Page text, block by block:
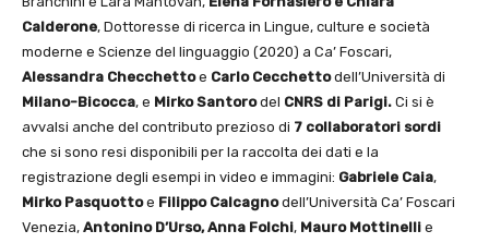
Calderone, Dottoresse di ricerca in Lingue, culture e società
moderne e Scienze del linguaggio (2020) a Ca’ Foscari,
Alessandra Checchettoe Carlo Cecchettodell’Università di
Milano-Bicocca, e Mirko Santorodel CNRS di Parigi. Ci si è
avvalsi anche del contributo prezioso di 7 collaboratori sordi
che si sono resi disponibili per la raccolta dei dati e la
registrazione degli esempi in video e immagini: Gabriele Caia,
Mirko Pasquottoe Filippo Calcagnodell’Università Ca’ Foscari
Venezia, Antonino D’Urso, Anna Folchi, Mauro Mottinelli e